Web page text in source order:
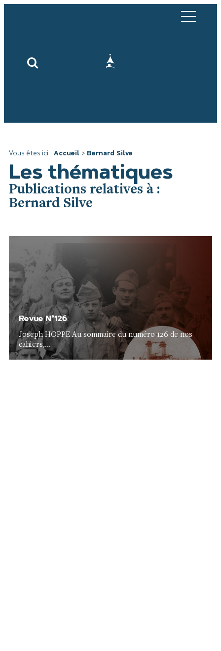
Vous êtes ici : Accueil > Bernard Silve
Les thématiques
Publications relatives à :
Bernard Silve
Revue N°126
Joseph HOPPE Au sommaire du numéro 126 de nos
cahiers,...